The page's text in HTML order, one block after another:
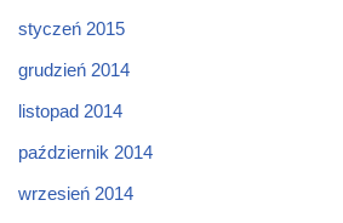
styczeń 2015
grudzień 2014
listopad 2014
październik 2014
wrzesień 2014